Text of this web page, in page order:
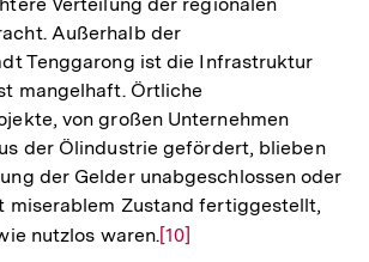
Außerhalb der
Tenggarong ist die Infrastruktur
mangelhaft. Örtliche
von großen Unternehmen
der Ölindustrie gefördert, blieben
der Gelder unabgeschlossen oder
miserablem Zustand fertiggestellt,
nutzlos waren.Zur
[10]